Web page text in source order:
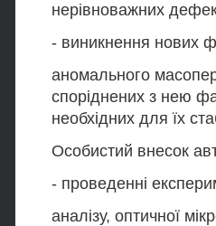
нерівноважних
- виникнення нових
аномального
споріднених з нею
необхідних для їх
Особистий внесок
- проведенні
аналізу, оптичної